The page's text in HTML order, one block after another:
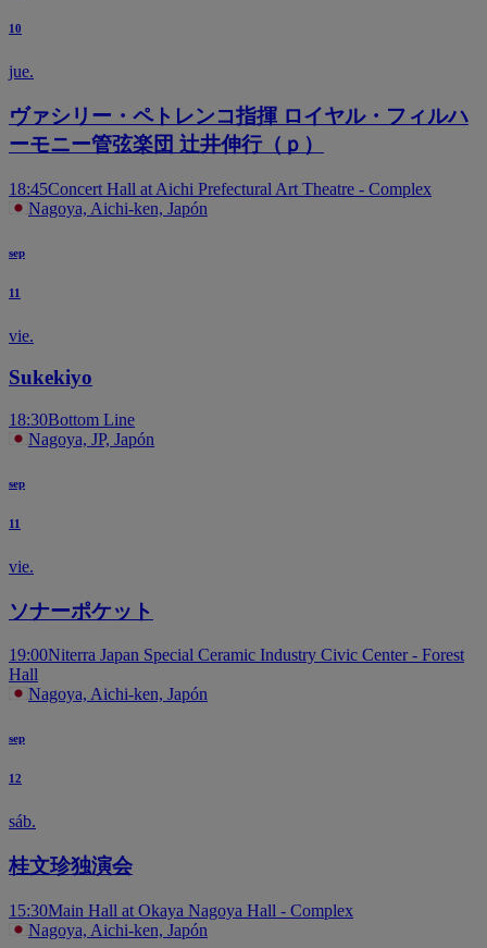
10
jue.
ヴァシリー・ペトレンコ指揮 ロイヤル・フィルハ
ーモニー管弦楽団 辻井伸行（ｐ）
18:45Concert Hall at Aichi Prefectural Art Theatre - Complex
Nagoya, Aichi-ken, Japón
sep
11
vie.
Sukekiyo
18:30Bottom Line
Nagoya, JP, Japón
sep
11
vie.
ソナーポケット
19:00Niterra Japan Special Ceramic Industry Civic Center - Forest
Hall
Nagoya, Aichi-ken, Japón
sep
12
sáb.
桂文珍独演会
15:30Main Hall at Okaya Nagoya Hall - Complex
Nagoya, Aichi-ken, Japón